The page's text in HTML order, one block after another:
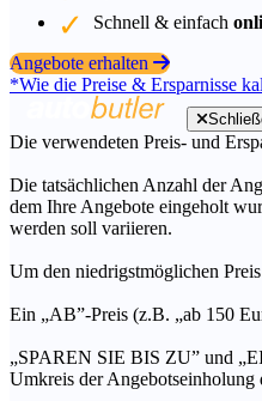
Schnell & einfach
Angebote erhalten
*Wie die Preise & Ersparnisse
Die verwendeten Preis- und
Die tatsächlichen Anzahl der
dem Ihre Angebote eingeholt
werden soll variieren.
Um den niedrigstmöglichen
Ein „AB”-Preis (z.B. „ab 150
„SPAREN SIE BIS ZU” und
Umkreis der